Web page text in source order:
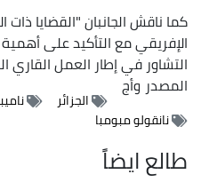
كما ناقش الجانبان "القضايا ذات
الإفريقي مع التأكيد على أهمية
التشاور في إطار العمل القاري
المصدروأج
الجزائر ناميبيا
نانقولو مبومبا
طالع ايضاً